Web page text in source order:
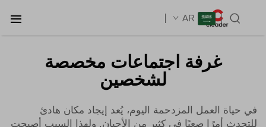
AR
غرفة اجتماعات مخصصة
لشخصين
في حياة العمل المزدحمة اليوم، يُعد إيجاد مكان هادئ
للتحدث أمرًا صعبًا في كثير من الأحيان. ولهذا السبب أصبحت